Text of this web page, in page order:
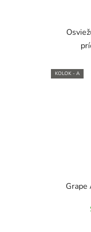
KOLOK - A